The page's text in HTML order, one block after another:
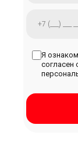
Я
согласен